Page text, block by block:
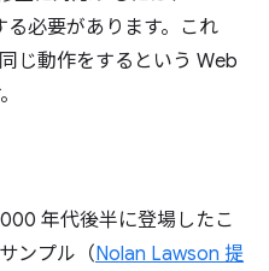
必要があります。これ
じ動作をするという Web
年代後半に登場したこ
ンプル（Nolan Lawson 提